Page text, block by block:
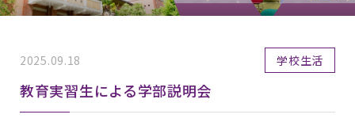
資料請求
2025.09.18 学校生活
教育実習生による学部説明会